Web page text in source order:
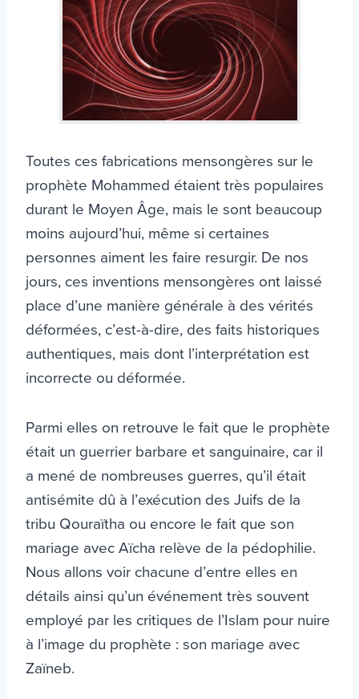
Toutes ces fabrications mensongères sur le
prophète Mohammed étaient très populaires
durant le Moyen Âge, mais le sont beaucoup
moins aujourd’hui, même si certaines
personnes aiment les faire resurgir. De nos
jours, ces inventions mensongères ont laissé
place d’une manière générale à des vérités
déformées, c’est-à-dire, des faits historiques
authentiques, mais dont l’interprétation est
incorrecte ou déformée.
Parmi elles on retrouve le fait que le prophète
était un guerrier barbare et sanguinaire, car il
a mené de nombreuses guerres, qu’il était
antisémite dû à l’exécution des Juifs de la
tribu Qouraïtha ou encore le fait que son
mariage avec Aïcha relève de la pédophilie.
Nous allons voir chacune d’entre elles en
détails ainsi qu’un événement très souvent
employé par les critiques de l’Islam pour nuire
à l’image du prophète : son mariage avec
Zaïneb.